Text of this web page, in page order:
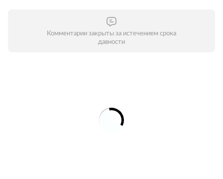
Комментарии закрыты за истечением срока
давности